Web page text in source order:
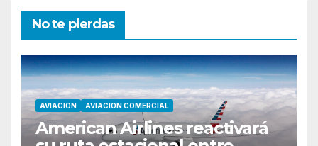
No te pierdas
AVIACION AVIACION COMERCIAL
American Airlines reactivará